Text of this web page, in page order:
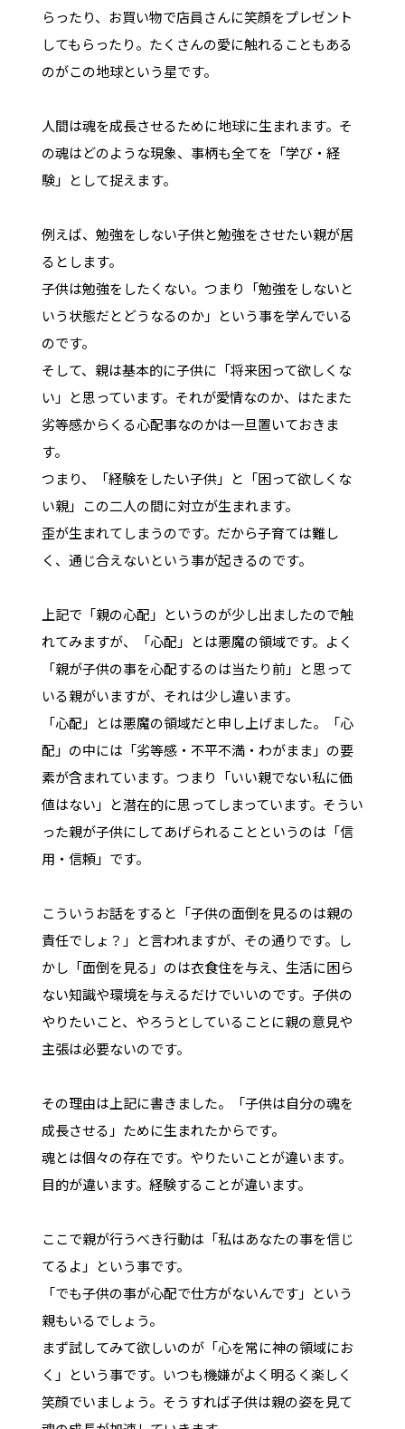
らったり、お買い物で店員さんに笑顔をプレゼント
してもらったり。たくさんの愛に触れることもある
のがこの地球という星です。
人間は魂を成長させるために地球に生まれます。そ
の魂はどのような現象、事柄も全てを「学び・経
験」として捉えます。
例えば、勉強をしない子供と勉強をさせたい親が居
るとします。
子供は勉強をしたくない。つまり「勉強をしないと
いう状態だとどうなるのか」という事を学んでいる
のです。
そして、親は基本的に子供に「将来困って欲しくな
い」と思っています。それが愛情なのか、はたまた
劣等感からくる心配事なのかは一旦置いておきま
す。
つまり、「経験をしたい子供」と「困って欲しくな
い親」この二人の間に対立が生まれます。
歪が生まれてしまうのです。だから子育ては難し
く、通じ合えないという事が起きるのです。
上記で「親の心配」というのが少し出ましたので触
れてみますが、「心配」とは悪魔の領域です。よく
「親が子供の事を心配するのは当たり前」と思って
いる親がいますが、それは少し違います。
「心配」とは悪魔の領域だと申し上げました。「心
配」の中には「劣等感・不平不満・わがまま」の要
素が含まれています。つまり「いい親でない私に価
値はない」と潜在的に思ってしまっています。そうい
った親が子供にしてあげられることというのは「信
用・信頼」です。
こういうお話をすると「子供の面倒を見るのは親の
責任でしょ？」と言われますが、その通りです。し
かし「面倒を見る」のは衣食住を与え、生活に困ら
ない知識や環境を与えるだけでいいのです。子供の
やりたいこと、やろうとしていることに親の意見や
主張は必要ないのです。
その理由は上記に書きました。「子供は自分の魂を
成長させる」ために生まれたからです。
魂とは個々の存在です。やりたいことが違います。
目的が違います。経験することが違います。
ここで親が行うべき行動は「私はあなたの事を信じ
てるよ」という事です。
「でも子供の事が心配で仕方がないんです」という
親もいるでしょう。
まず試してみて欲しいのが「心を常に神の領域にお
く」という事です。いつも機嫌がよく明るく楽しく
笑顔でいましょう。そうすれば子供は親の姿を見て